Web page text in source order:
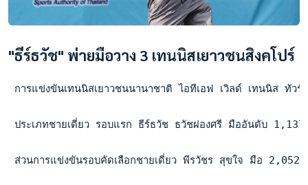
"ธีร์ธวัช" พ่ายมือวาง 3 เทนนิสเยาวชนสิงคโปร์
การแข่งขันเทนนิสเยาวชนนานาชาติ ไอทีเอฟ เวิลด์ เทนนิส ทั
ประเภทชายเดี่ยว รอบแรก ธีร์ธวัช ธวัชผ่องศรี มืออันดับ
ส่วนการแข่งขันรอบคัดเลือกชายเดี่ยว พีรวัชร สุขใจ มือ